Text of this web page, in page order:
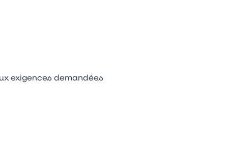
exigences demandées